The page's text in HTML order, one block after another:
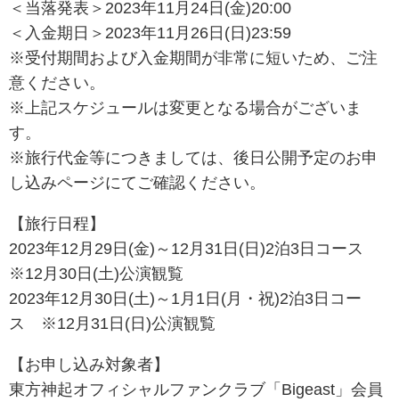
＜当落発表＞2023年11月24日(金)20:00
＜入金期日＞2023年11月26日(日)23:59
※受付期間および入金期間が非常に短いため、ご注
意ください。
※上記スケジュールは変更となる場合がございま
す。
※旅行代金等につきましては、後日公開予定のお申
し込みページにてご確認ください。
【旅行日程】
2023年12月29日(金)～12月31日(日)2泊3日コース
※12月30日(土)公演観覧
2023年12月30日(土)～1月1日(月・祝)2泊3日コー
ス ※12月31日(日)公演観覧
【お申し込み対象者】
東方神起オフィシャルファンクラブ「Bigeast」会員